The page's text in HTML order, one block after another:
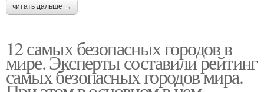
читать дальше →
12 самых безопасных городов в
мире. Эксперты составили рейтинг
самых безопасных городов мира.